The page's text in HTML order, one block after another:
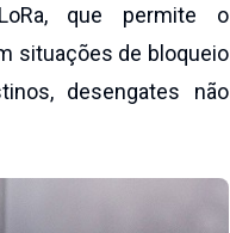
que permite o
situações de bloqueio
desengates não